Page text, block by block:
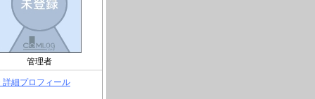
管理者
詳細プロフィール